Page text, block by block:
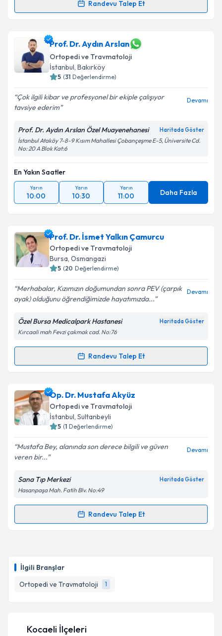
İlgili Branşlar
Ortopedi ve Travmatoloji
1
Randevu Talep Et
takvim hazırlandığında e-posta ile bilgilendireceğiz.
E-posta Adresiniz
Kişisel verilerimin işlenmesine ilişkin
kapsamda işlenmesini kabul ediyorum.
Takvim Talebini Gönder
Prof. Dr. Aydın Arslan
Ortopedi ve Travmatoloji
İstanbul, Bakırköy
5 (31 Değerlendirme)
Çok ilgili kibar ve profesyonel bir ekiple çalışıyor
tavsiye ederim
Devamı
Prof. Dr. Aydın Arslan Özel Muayenehanesi Haritada Göster
İstanbul Ataköy 7-8-9 Kısım Mahallesi Çobançeşme E-5, Üniversite Cd.
No: 20 A Blok Kat:6
En Yakın Saatler
Yarın
10:00
Yarın
10:30
Yarın
11:00 Daha Fazla
Prof. Dr. İsmet Yalkın Çamurcu
Ortopedi ve Travmatoloji
Bursa, Osmangazi
5 (20 Değerlendirme)
Merhabalar, Kızımızın doğumundan sonra PEV (çarpık
ayak) olduğunu öğrendiğimizde hayatımızda...
Devamı
Özel Bursa Medicalpark Hastanesi Haritada Göster
Kırcaali mah Fevzi çakmak cad. No:76
Randevu Talep Et
Randevu Takvimi Talebi
Prof. Dr. İsmet Yalkın Çamurcu
talebi oluşturun. Size bu uzmandan randevu almanız
için bir takvim hazırlandığında e-posta ile
bilgilendireceğiz.
E-posta Adresiniz
Kişisel verilerimin işlenmesine ilişkin
Metni'ni okudum ve kişisel verilerimin belirtilen
kapsamda işlenmesini kabul ediyorum.
Op. Dr. Mustafa Akyüz
Ortopedi ve Travmatoloji
İstanbul, Sultanbeyli
5 (1 Değerlendirme)
Mustafa Bey, alanında son derece bilgili ve güven
veren bir...
Devamı
Sana Tıp Merkezi Haritada Göster
Hasanpaşa Mah. Fatih Blv. No:49
Randevu Talep Et
Randevu Takvimi Talebi
takvim hazırlandığında e-posta ile bilgilendireceğiz.
Kocaeli İlçeleri